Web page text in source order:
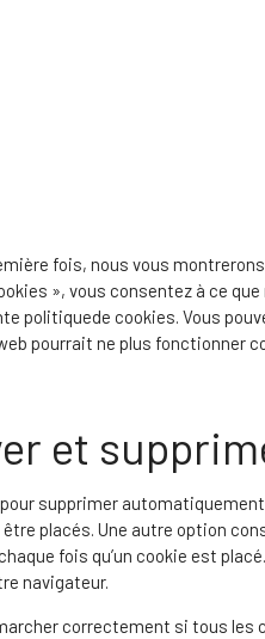
fois, nous vous
», vous consentez à ce
politiquede cookies. Vous
pourrait ne plus fonctionner
et
supprimer
placés. Une autre option
fois qu’un cookie est
navigateur.
correctement si tous